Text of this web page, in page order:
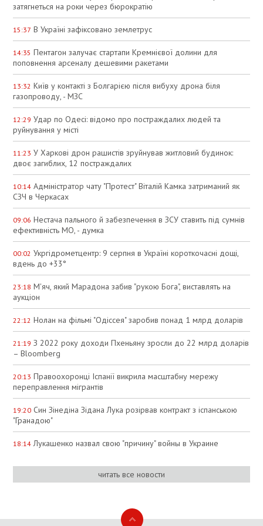
затягнеться на роки через бюрократію
15:37 В Україні зафіксовано землетрус
14:35 Пентагон залучає стартапи Кремнієвої долини для
поповнення арсеналу дешевими ракетами
13:32 Київ у контакті з Болгарією після вибуху дрона біля
газопроводу, - МЗС
12:29 Удар по Одесі: відомо про постраждалих людей та
руйнування у місті
11:23 У Харкові дрон рашистів зруйнував житловий будинок:
двоє загиблих, 12 постраждалих
10:14 Адміністратор чату "Протест" Віталій Камка затриманий як
СЗЧ в Черкасах
09:06 Нестача пального й забезпечення в ЗСУ ставить під сумнів
ефективність МО, - думка
00:02 Укргідрометцентр: 9 серпня в Україні короткочасні дощі,
вдень до +33°
23:18 М'яч, який Марадона забив "рукою Бога", виставлять на
аукціон
22:12 Нолан на фільмі "Одіссея" заробив понад 1 млрд доларів
21:19 З 2022 року доходи Пхеньяну зросли до 22 млрд доларів
– Bloomberg
20:13 Правоохоронці Іспанії викрила масштабну мережу
переправлення мігрантів
19:20 Син Зінедіна Зідана Лука розірвав контракт з іспанською
"Гранадою"
18:14 Лукашенко назвал свою "причину" войны в Украине
читать все новости